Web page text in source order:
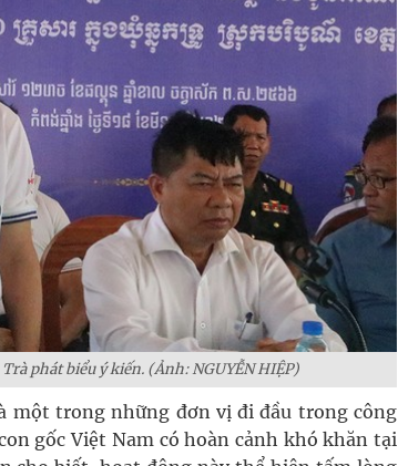
phát biểu ý kiến. (Ảnh: NGUYỄN HIỆP)
một trong những đơn vị đi đầu trong công
gốc Việt Nam có hoàn cảnh khó khăn tại